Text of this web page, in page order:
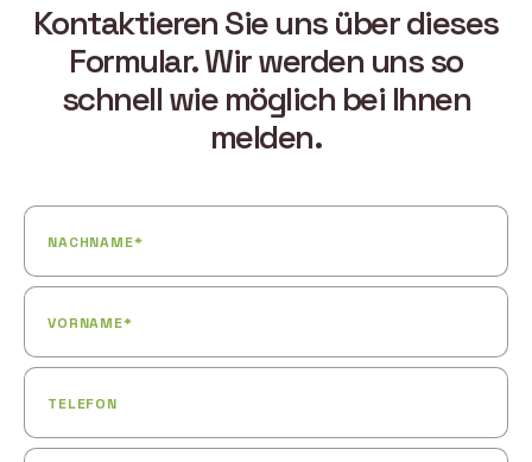
Kontaktieren Sie uns über dieses
Formular. Wir werden uns so
schnell wie möglich bei Ihnen
melden.
NACHNAME*
VORNAME*
TELEFON